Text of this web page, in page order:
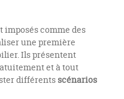
imposés comme des
une première
Ils présentent
et à tout
différents scénarios